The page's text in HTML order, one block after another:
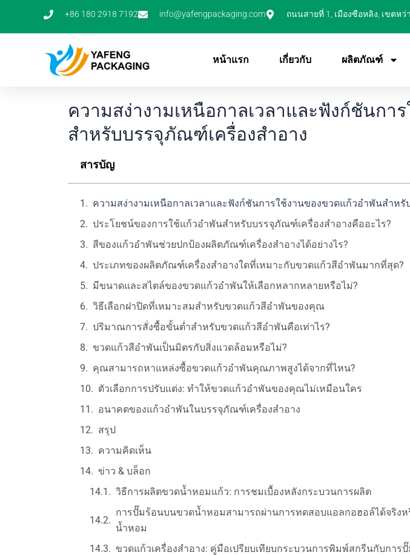
+86 180 2918 7192 info@yafengpackaging.com ถนนสายที่ 1, เมืองซือหลิง, เขตห
หน้าแรก เกี่ยวกับ ผลิตภัณฑ์
ความสง่างามเหนือกาลเวลาและฟังก์ชันก
สำหรับบรรจุภัณฑ์เครื่องสำอาง
สารบัญ
ความสง่างามเหนือกาลเวลาและฟังก์ชันการใช้งานของขวดแก้วอำพันสำห
ประโยชน์ของการใช้แก้วอำพันสำหรับบรรจุภัณฑ์เครื่องสำอางคืออะไร?
สีของแก้วอำพันช่วยปกป้องผลิตภัณฑ์เครื่องสำอางได้อย่างไร?
ประเภทของผลิตภัณฑ์เครื่องสำอางใดที่เหมาะกับขวดแก้วสีอำพันมากที่สุด?
มีขนาดและสไตล์ของขวดแก้วอำพันให้เลือกหลากหลายหรือไม่?
วิธีเลือกฝาปิดที่เหมาะสมสำหรับขวดแก้วสีอำพันของคุณ
ปริมาณการสั่งซื้อขั้นต่ำสำหรับขวดแก้วสีอำพันคือเท่าไร?
ขวดแก้วสีอำพันเป็นมิตรกับสิ่งแวดล้อมหรือไม่?
คุณสามารถหาแหล่งซื้อขวดแก้วอำพันคุณภาพสูงได้จากที่ไหน?
ตัวเลือกการปรับแต่ง: ทำให้ขวดแก้วอำพันของคุณไม่เหมือนใคร
อนาคตของแก้วอำพันในบรรจุภัณฑ์เครื่องสำอาง
สรุป
ความคิดเห็น
ข่าว & บล็อก
วิธีการผลิตขวดน้ำหอมแก้ว: การชมเบื้องหลังกระบวนการผลิต
การปั๊มร้อนบนขวดน้ำหอมสามารถผ่านการทดสอบแอลกอฮอล์ได้จริ
น้ำหอม
ขวดแก้วเครื่องสำอาง: คู่มือเปรียบเทียบกระบวนการพิมพ์สกรีนกับการ